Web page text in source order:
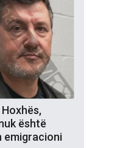
është
emigracioni